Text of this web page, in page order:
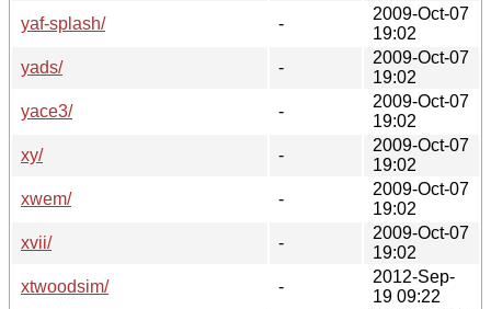
yaf-splash/
-
2009-Oct-07
19:02
yads/
-
2009-Oct-07
19:02
yace3/
-
2009-Oct-07
19:02
xy/
-
2009-Oct-07
19:02
xwem/
-
2009-Oct-07
19:02
xvii/
-
2009-Oct-07
19:02
xtwoodsim/
-
2012-Sep-
19 09:22